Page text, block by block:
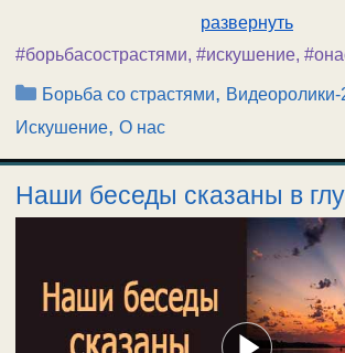
развернуть
#борьбасострастями, #искушение,
Рубрики
Борьба со страстями, Видеоролики-
Искушение, О нас
Наши беседы сказаны в